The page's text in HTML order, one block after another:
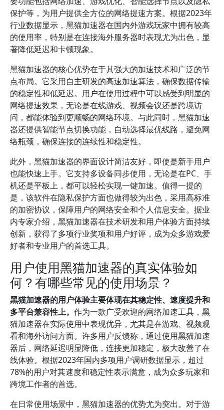
保护等，为用户提供全方位的网络提速方案。根据2023年
行业数据显示，黑猫加速器在国内外游戏玩家中拥有较高
的使用率，特别是在连接海外服务器时表现尤为出色，显
著降低延迟和卡顿现象。
黑猫加速器的核心优势在于其强大的加速技术和广泛的节
点布局。它采用自主研发的高速加速算法，确保数据传输
的稳定性和低延迟。用户在使用过程中可以感受到明显的
网络提速效果，无论是在线游戏、视频会议还是跨境访
问，都能体验到更顺畅的网络环境。与此同时，黑猫加速
器还提供智能节点切换功能，自动选择最优线路，避免网
络瓶颈，确保连接的连续性和稳定性。
此外，黑猫加速器的界面设计简洁友好，即使是新手用户
也能快速上手。它支持多设备同步使用，无论是在PC、手
机还是平板上，都可以轻松实现一键加速。值得一提的
是，该软件在隐私保护方面也做得较为出色，采用高标准
的加密协议，保障用户的网络安全和个人信息安全。据业
内专家介绍，黑猫加速器在技术研发和用户体验方面持续
创新，获得了多项行业奖项和用户好评，成为众多游戏爱
好者和专业用户的首选工具。
用户使用黑猫加速器的真实体验如
何？有哪些常见的使用场景？
黑猫加速器的用户体验主要体现在其稳定性、速度提升和
多平台兼容性上。 作为一款广受欢迎的网络加速工具，黑
猫加速器在实际使用中表现优异，尤其是在游戏、视频观
看和海外访问方面。许多用户反馈称，通过使用黑猫加速
器后，网络延迟明显降低，连接更加稳定，极大改善了在
线体验。根据2023年国内多项用户调研数据显示，超过
78%的用户对其速度和稳定性表示满意，成为众多玩家和
跨境工作者的首选。
在日常使用场景中，黑猫加速器的优势尤为突出。对于游